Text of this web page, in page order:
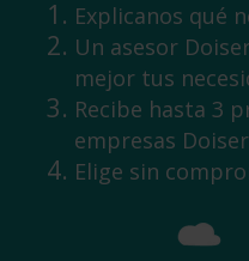
Explicanos qué
Un asesor
mejor tus
Recibe hasta 3
empresas Doiser
Elige sin